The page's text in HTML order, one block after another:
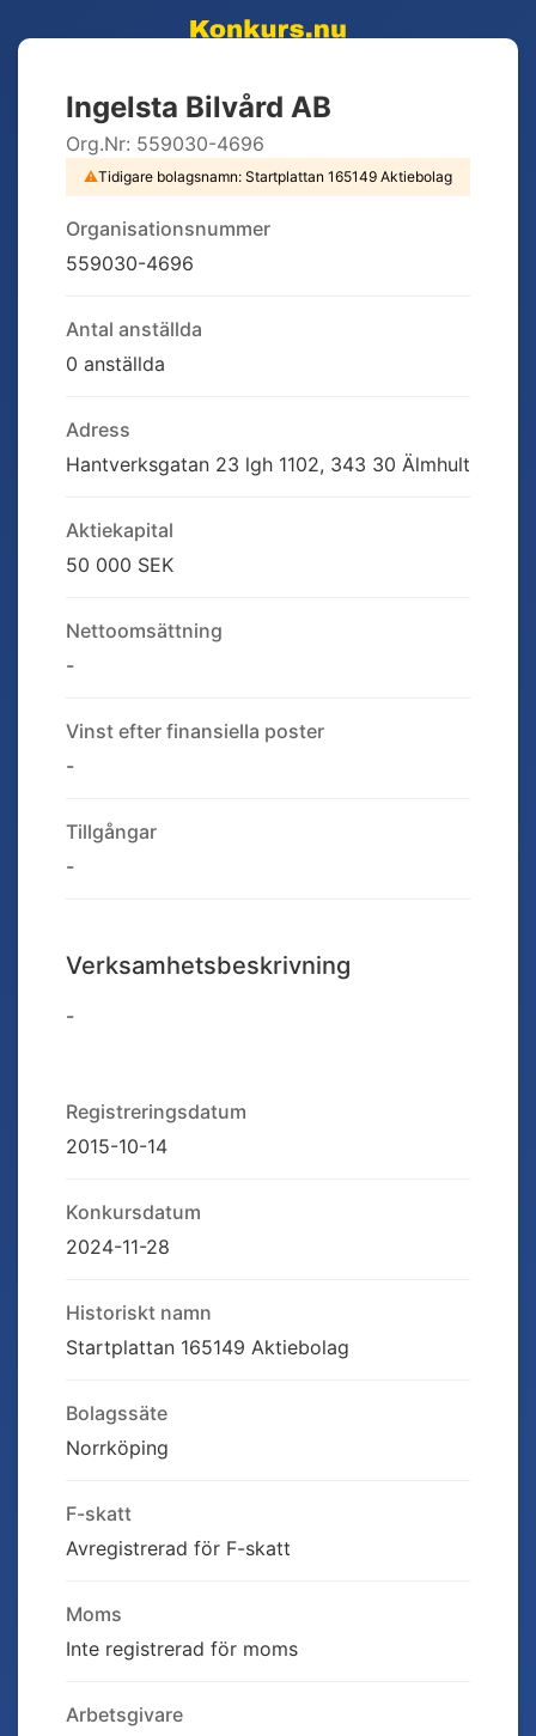
Ingelsta Bilvård AB
Org.Nr: 559030-4696
⚠Tidigare bolagsnamn: Startplattan 165149 Aktiebolag
Organisationsnummer
559030-4696
Antal anställda
0 anställda
Adress
Hantverksgatan 23 lgh 1102, 343 30 Älmhult
Aktiekapital
50 000 SEK
Nettoomsättning
-
Vinst efter finansiella poster
-
Tillgångar
-
Verksamhetsbeskrivning
-
Registreringsdatum
2015-10-14
Konkursdatum
2024-11-28
Historiskt namn
Startplattan 165149 Aktiebolag
Bolagssäte
Norrköping
F-skatt
Avregistrerad för F-skatt
Moms
Inte registrerad för moms
Arbetsgivare